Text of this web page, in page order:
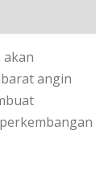
angin